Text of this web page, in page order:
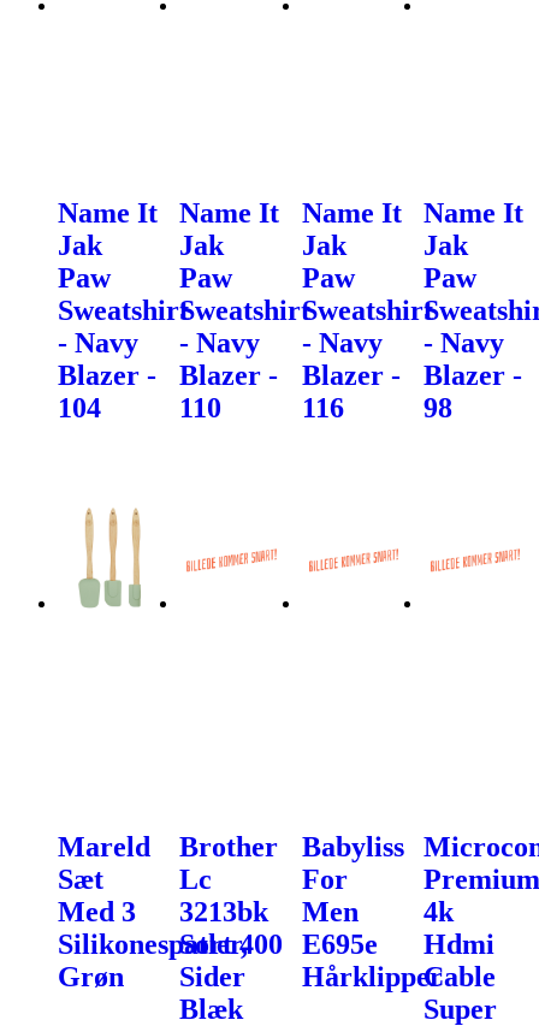
Name It
Jak
Paw
Sweatshirt
- Navy
Blazer -
104
Name It
Jak
Paw
Sweatshirt
- Navy
Blazer -
110
Name It
Jak
Paw
Sweatshirt
- Navy
Blazer -
116
Name It
Jak
Paw
- Navy
Blazer -
98
Mareld
Sæt
Med 3
Silikonespatler,
Grøn
Brother
Lc
3213bk
Sort 400
Sider
Blæk
Babyliss
For
Men
E695e
Hårklipper
Premium
4k
Hdmi
Cable
Super